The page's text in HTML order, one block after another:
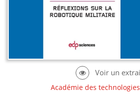
Académie des technologies